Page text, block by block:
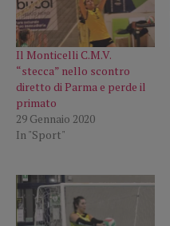
Il Monticelli C.M.V.
“stecca” nello scontro
diretto di Parma e perde il
primato
29 Gennaio 2020
In "Sport"